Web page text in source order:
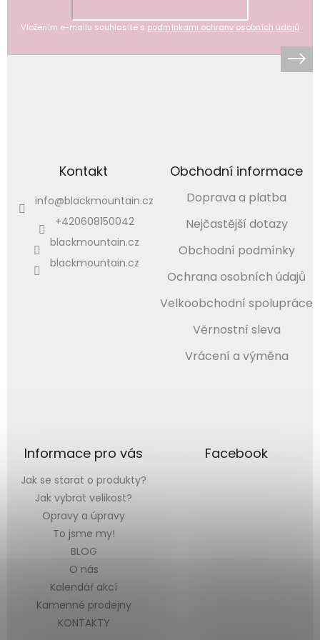
Vložením e-mailu souhlasíte s podmínkami ochrany osobních údajů
Kontakt
info@blackmountain.cz
+420608150042
blackmountain.cz
blackmountain.cz
Obchodní informace
Doprava a platba
Nejčastější dotazy
Obchodní podmínky
Ochrana osobních údajů
Velkoobchodní spolupráce
Věrnostní sleva
Vrácení a výměna
Informace pro vás
Jak se starat o produkty?
Jak vybrat velikost?
Opravy a úpravy
To jsme my!
BLOG
O nás
Kalendář akcí
Kamenné prodejny
KONTAKTY
Facebook